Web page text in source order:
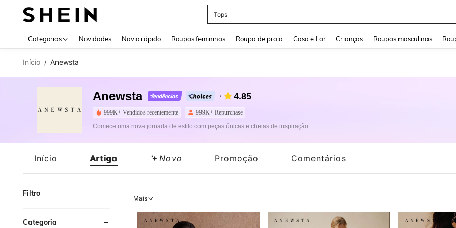
Brincos
Categorias Novidades Navio rápido Roupas femininas Roupa de praia Casa e Lar Crianças Roupas masculinas
Início / Anewsta
Anewsta 4.85
999K+ Vendidos recentemente
999K+ Repurchase
Comece uma nova jornada de estilo com peças únicas e cheias de inspiração.
Início Artigo Novo Promoção Comentários
Filtro
Categoria
Mais